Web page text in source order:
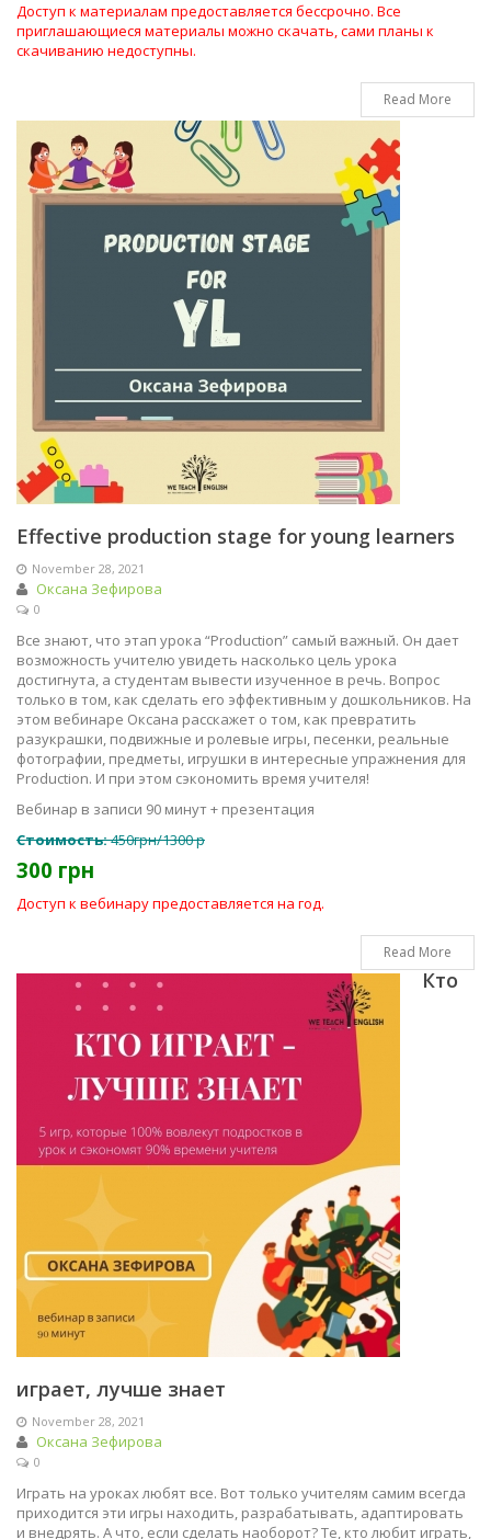
Доступ к материалам предоставляется бессрочно. Все
приглашающиеся материалы можно скачать, сами планы к
скачиванию недоступны.
Read More
Effective production stage for young learners
November 28, 2021
Оксана Зефирова
0
Все знают, что этап урока “Production” самый важный. Он дает
возможность учителю увидеть насколько цель урока
достигнута, а студентам вывести изученное в речь. Вопрос
только в том, как сделать его эффективным у дошкольников. На
этом вебинаре Оксана расскажет о том, как превратить
разукрашки, подвижные и ролевые игры, песенки, реальные
фотографии, предметы, игрушки в интересные упражнения для
Production. И при этом сэкономить время учителя!
Вебинар в записи 90 минут + презентация
Стоимость:450грн/1300 р
300 грн
Доступ к вебинару предоставляется на год.
Read More
Кто
играет, лучше знает
November 28, 2021
Оксана Зефирова
0
Играть на уроках любят все. Вот только учителям самим всегда
приходится эти игры находить, разрабатывать, адаптировать
и внедрять. А что, если сделать наоборот? Те, кто любит играть,